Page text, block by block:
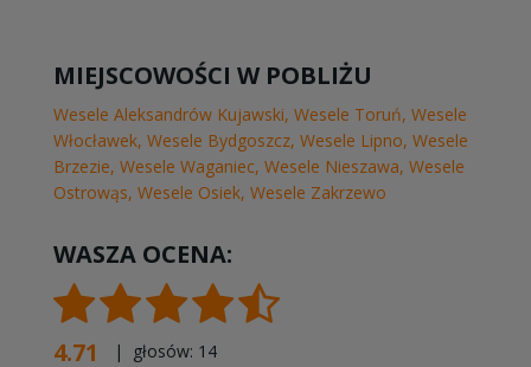
MIEJSCOWOŚCI W POBLIŻU
Wesele Aleksandrów Kujawski, Wesele Toruń, Wesele
Włocławek, Wesele Bydgoszcz, Wesele Lipno, Wesele
Brzezie, Wesele Waganiec, Wesele Nieszawa, Wesele
Ostrowąs, Wesele Osiek, Wesele Zakrzewo
WASZA OCENA:
4.71 | głosów: 14